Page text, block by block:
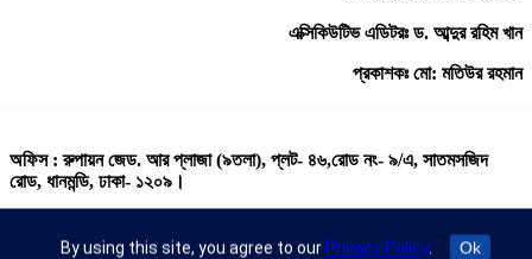
এক্সিকিউটিভ এডিটরঃ ড. আব্দুর রহিম খান
প্রকাশকঃ মো: মতিউর রহমান
অফিস : রুপায়ন জেড. আর প্লাজা (৯তলা), প্লট- ৪৬,রোড নং- ৯/এ, সাতমসজিদ
রোড, ধানমন্ডি, ঢাকা- ১২০৯।
banglanewsnetwork@gmail.com
By using this site, you agree to our Privacy Policy. Ok